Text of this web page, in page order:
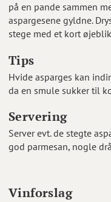
på en pande sammen
aspargesene gyldne.
stege med et kort
Tips
Hvide asparges kan
da en smule sukker til
Servering
Server evt. de stegte
god parmesan, nogle
Vinforslag